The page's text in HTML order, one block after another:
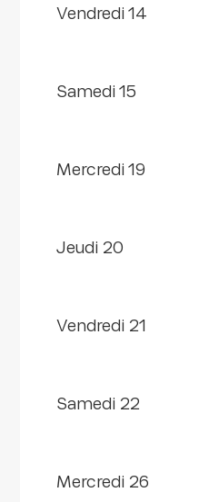
vendredi 14
samedi 15
mercredi 19
jeudi 20
vendredi 21
samedi 22
mercredi 26